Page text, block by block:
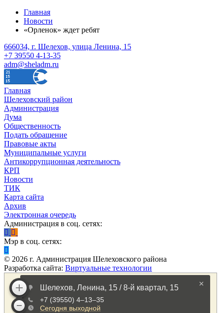
Главная
Новости
«Орленок» ждет ребят
666034, г. Шелехов, улица Ленина, 15
+7 39550 4-13-35
adm@sheladm.ru
Главная
Шелеховский район
Администрация
Дума
Общественность
Подать обращение
Правовые акты
Муниципальные услуги
Антикоррупционная деятельность
КРП
Новости
ТИК
Карта сайта
Архив
Электронная очередь
Администрация в соц. сетях:
Мэр в соц. сетях:
© 2026 г. Администрация Шелеховского района
Разработка сайта: Виртуальные технологии